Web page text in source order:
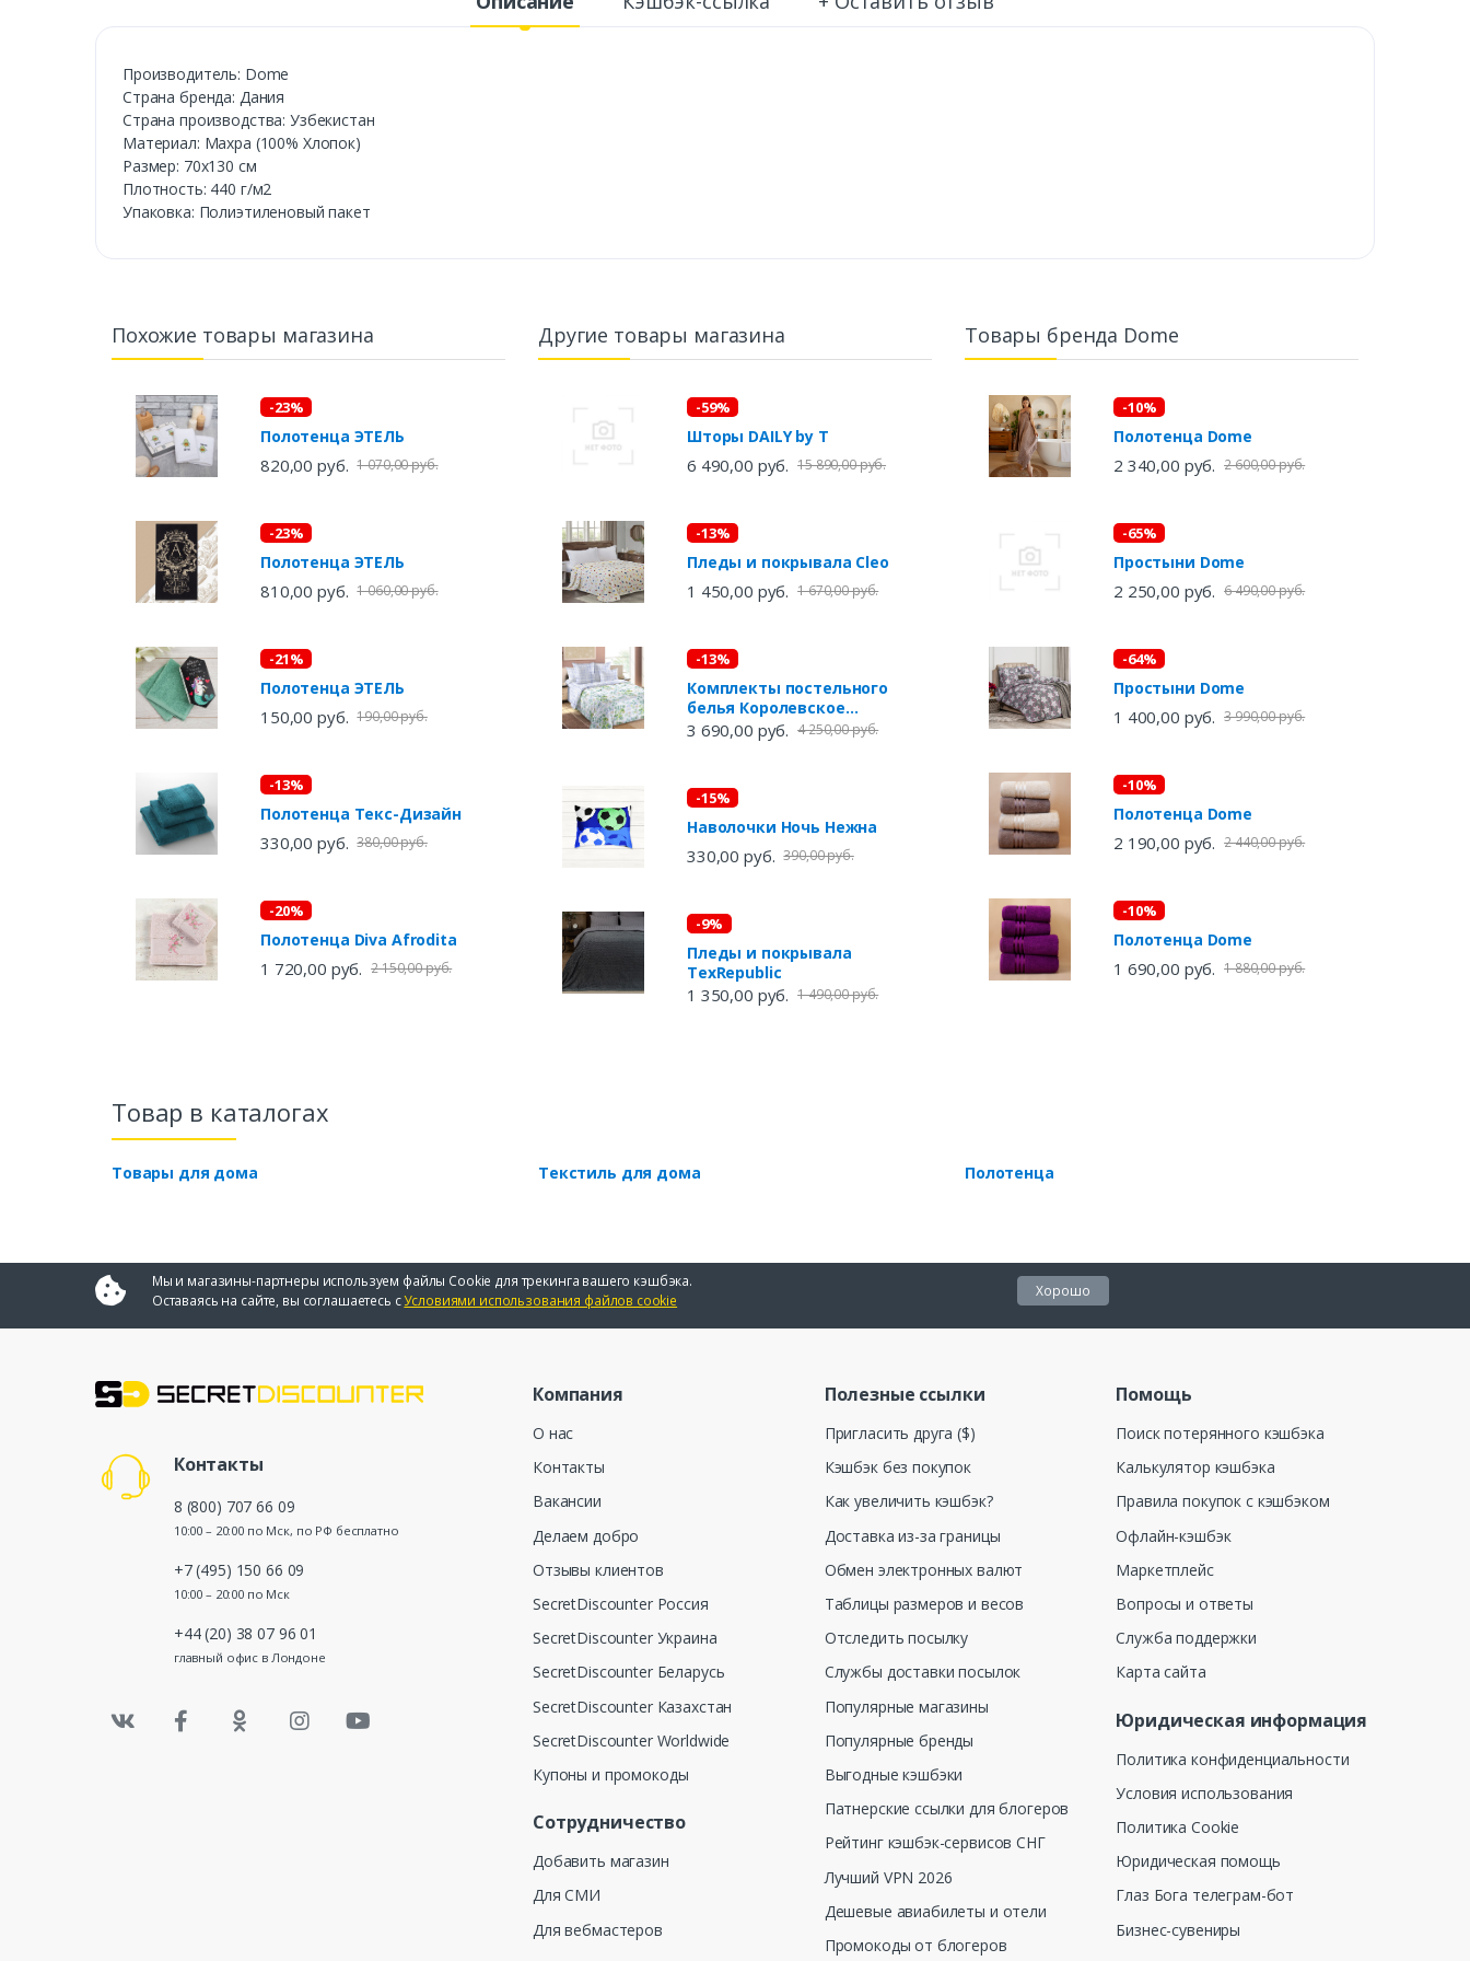
Производитель: Dome
Страна бренда: Дания
Страна производства: Узбекистан
Материал: Махра (100% Хлопок)
Размер: 70х130 см
Плотность: 440 г/м2
Упаковка: Полиэтиленовый пакет
Похожие товары магазина
-23%
Полотенца ЭТЕЛЬ
820,00 руб. 1 070,00 руб.
-23%
Полотенца ЭТЕЛЬ
810,00 руб. 1 060,00 руб.
-21%
Полотенца ЭТЕЛЬ
150,00 руб. 190,00 руб.
-13%
Полотенца Текс-Дизайн
330,00 руб. 380,00 руб.
-20%
Полотенца Diva Afrodita
1 720,00 руб. 2 150,00 руб.
Другие товары магазина
-59%
Шторы DAILY by T
6 490,00 руб. 15 890,00 руб.
-13%
Пледы и покрывала Cleo
1 450,00 руб. 1 670,00 руб.
-13%
Комплекты постельного
белья Королевское
искушение
3 690,00 руб. 4 250,00 руб.
-15%
Наволочки Ночь Нежна
330,00 руб. 390,00 руб.
-9%
Пледы и покрывала
TexRepublic
1 350,00 руб. 1 490,00 руб.
Товары бренда Dome
-10%
Полотенца Dome
2 340,00 руб. 2 600,00 руб.
-65%
Простыни Dome
2 250,00 руб. 6 490,00 руб.
-64%
Простыни Dome
1 400,00 руб. 3 990,00 руб.
-10%
Полотенца Dome
2 190,00 руб. 2 440,00 руб.
-10%
Полотенца Dome
1 690,00 руб. 1 880,00 руб.
Товар в каталогах
Товары для дома Текстиль для дома Полотенца
Мы и магазины-партнеры используем файлы Cookie для трекинга вашего кэшбэка.
Оставаясь на сайте, вы соглашаетесь сУсловиями использования файлов cookie
Хорошо
Контакты
8 (800) 707 66 09
10:00 – 20:00 по Мск, по РФ бесплатно
+7 (495) 150 66 09
10:00 – 20:00 по Мск
+44 (20) 38 07 96 01
главный офис в Лондоне
Компания
О нас
Контакты
Вакансии
Делаем добро
Отзывы клиентов
SecretDiscounter Россия
SecretDiscounter Украина
SecretDiscounter Беларусь
SecretDiscounter Казахстан
SecretDiscounter Worldwide
Купоны и промокоды
Сотрудничество
Добавить магазин
Для СМИ
Для вебмастеров
Полезные ссылки
Пригласить друга ($)
Кэшбэк без покупок
Как увеличить кэшбэк?
Доставка из-за границы
Обмен электронных валют
Таблицы размеров и весов
Отследить посылку
Службы доставки посылок
Популярные магазины
Популярные бренды
Выгодные кэшбэки
Патнерские ссылки для блогеров
Рейтинг кэшбэк-сервисов СНГ
Лучший VPN 2026
Дешевые авиабилеты и отели
Промокоды от блогеров
Помощь
Поиск потерянного кэшбэка
Калькулятор кэшбэка
Правила покупок с кэшбэком
Офлайн-кэшбэк
Маркетплейс
Вопросы и ответы
Служба поддержки
Карта сайта
Юридическая информация
Политика конфиденциальности
Условия использования
Политика Cookie
Юридическая помощь
Глаз Бога телеграм-бот
Бизнес-сувениры